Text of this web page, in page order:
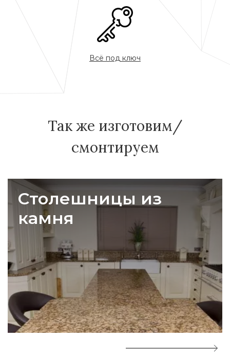
Всё под ключ
Так же изготовим/
смонтируем
Столешницы из
камня